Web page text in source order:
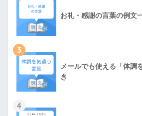
お礼・感謝の言葉の例文
3
メールでも使える「体調
き
4